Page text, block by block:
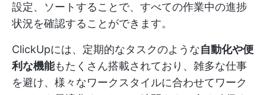
設定、ソートすることで、すべての作業中の進捗
状況を確認することができます。
ClickUpには、定期的なタスクのような自動化や便
利な機能もたくさん搭載されており、雑多な仕事
を避け、様々なワークスタイルに合わせてワーク